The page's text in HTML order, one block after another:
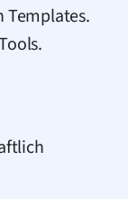
Templates.